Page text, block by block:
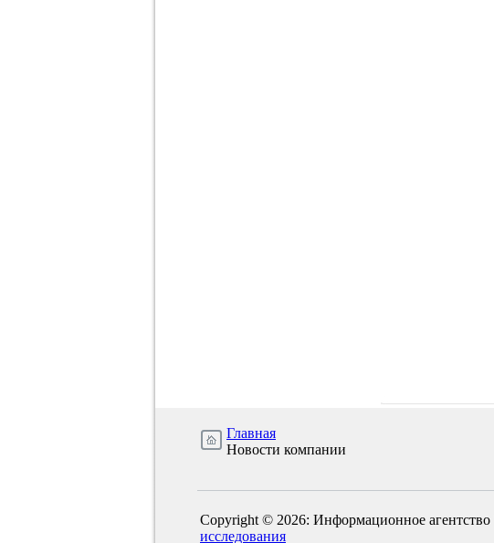
Главная
Новости компании
Copyright © 2026: Информационное
исследования